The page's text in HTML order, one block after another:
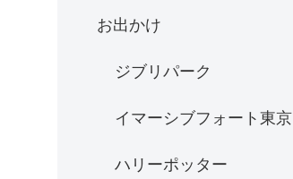
お出かけ
ジブリパーク
イマーシブフォート東京
ハリーポッター